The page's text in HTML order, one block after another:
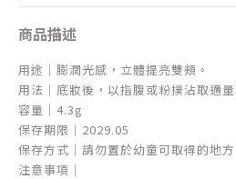
商品描述
用途｜膨潤光感，立體提亮雙頰。
用法｜底妝後，以指腹或粉撲沾取適
容量｜4.3g
保存期限｜2029.05
保存方式｜請勿置於幼童可取得的地
注意事項｜